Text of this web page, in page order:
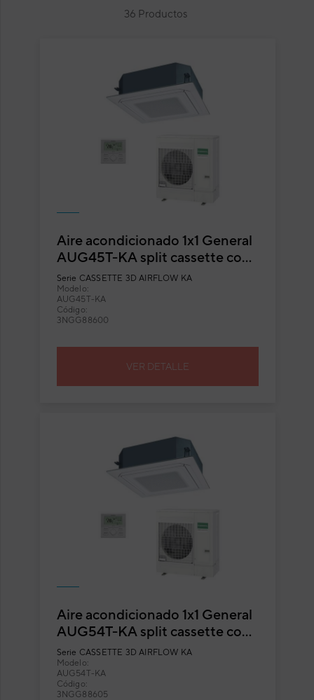
36 Productos
Aire acondicionado 1x1 General
AUG45T-KA split cassette con
flujo circular
Serie CASSETTE 3D AIRFLOW KA
Modelo:
AUG45T-KA
Código:
3NGG88600
VER DETALLE
Aire acondicionado 1x1 General
AUG54T-KA split cassette con
flujo circular
Serie CASSETTE 3D AIRFLOW KA
Modelo:
AUG54T-KA
Código:
3NGG88605